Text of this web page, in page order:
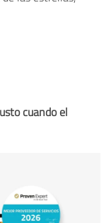
cuando el